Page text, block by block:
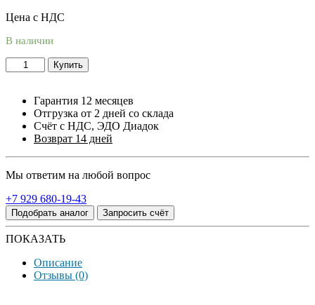
Цена с НДС
В наличии
Купить
Гарантия 12 месяцев
Отгрузка от 2 дней со склада
Счёт с НДС, ЭДО Диадок
Возврат 14 дней
Мы ответим на любой вопрос
+7 929 680-19-43
Подобрать аналог Запросить счёт
ПОКАЗАТЬ
Описание
Отзывы (0)